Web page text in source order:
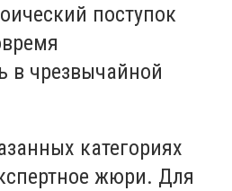
поступок
в чрезвычайной
категориях
жюри. Для